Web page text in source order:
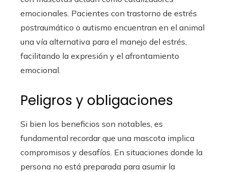
emocionales. Pacientes con trastorno de estrés
postraumático o autismo encuentran en el animal
una vía alternativa para el manejo del estrés,
facilitando la expresión y el afrontamiento
emocional.
Peligros y obligaciones
Si bien los beneficios son notables, es
fundamental recordar que una mascota implica
compromisos y desafíos. En situaciones donde la
persona no está preparada para asumir la